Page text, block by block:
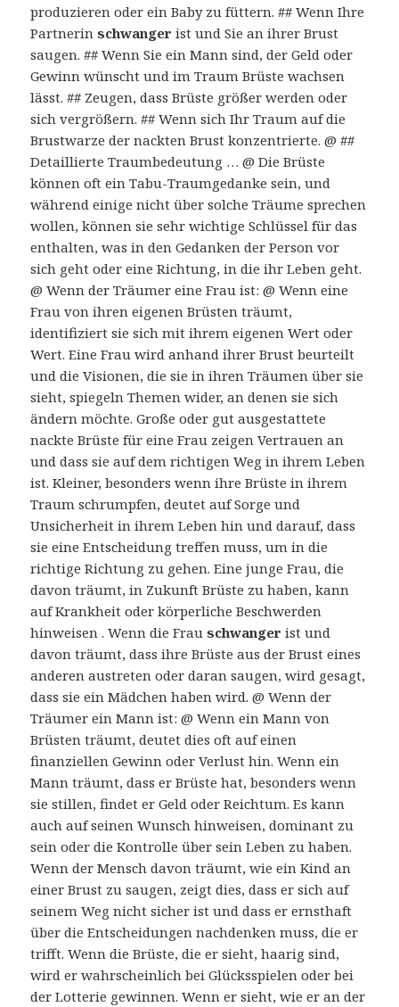
produzieren oder ein Baby zu füttern. ## Wenn Ihre
Partnerinschwanger ist und Sie an ihrer Brust
saugen. ## Wenn Sie ein Mann sind, der Geld oder
Gewinn wünscht und im Traum Brüste wachsen
lässt. ## Zeugen, dass Brüste größer werden oder
sich vergrößern. ## Wenn sich Ihr Traum auf die
Brustwarze der nackten Brust konzentrierte. @ ##
Detaillierte Traumbedeutung … @ Die Brüste
können oft ein Tabu-Traumgedanke sein, und
während einige nicht über solche Träume sprechen
wollen, können sie sehr wichtige Schlüssel für das
enthalten, was in den Gedanken der Person vor
sich geht oder eine Richtung, in die ihr Leben geht.
@ Wenn der Träumer eine Frau ist: @ Wenn eine
Frau von ihren eigenen Brüsten träumt,
identifiziert sie sich mit ihrem eigenen Wert oder
Wert. Eine Frau wird anhand ihrer Brust beurteilt
und die Visionen, die sie in ihren Träumen über sie
sieht, spiegeln Themen wider, an denen sie sich
ändern möchte. Große oder gut ausgestattete
nackte Brüste für eine Frau zeigen Vertrauen an
und dass sie auf dem richtigen Weg in ihrem Leben
ist. Kleiner, besonders wenn ihre Brüste in ihrem
Traum schrumpfen, deutet auf Sorge und
Unsicherheit in ihrem Leben hin und darauf, dass
sie eine Entscheidung treffen muss, um in die
richtige Richtung zu gehen. Eine junge Frau, die
davon träumt, in Zukunft Brüste zu haben, kann
auf Krankheit oder körperliche Beschwerden
hinweisen . Wenn die Frauschwanger ist und
davon träumt, dass ihre Brüste aus der Brust eines
anderen austreten oder daran saugen, wird gesagt,
dass sie ein Mädchen haben wird. @ Wenn der
Träumer ein Mann ist: @ Wenn ein Mann von
Brüsten träumt, deutet dies oft auf einen
finanziellen Gewinn oder Verlust hin. Wenn ein
Mann träumt, dass er Brüste hat, besonders wenn
sie stillen, findet er Geld oder Reichtum. Es kann
auch auf seinen Wunsch hinweisen, dominant zu
sein oder die Kontrolle über sein Leben zu haben.
Wenn der Mensch davon träumt, wie ein Kind an
einer Brust zu saugen, zeigt dies, dass er sich auf
seinem Weg nicht sicher ist und dass er ernsthaft
über die Entscheidungen nachdenken muss, die er
trifft. Wenn die Brüste, die er sieht, haarig sind,
wird er wahrscheinlich bei Glücksspielen oder bei
der Lotterie gewinnen. Wenn er sieht, wie er an der